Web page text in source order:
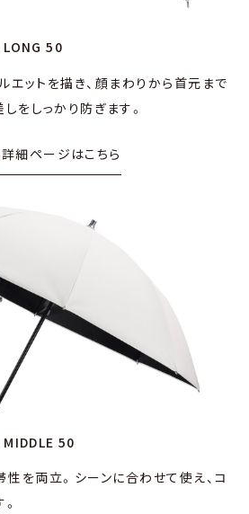
50
エットを描き、顔まわりから⾸元まで
をしっかり防ぎます。
細ページはこちら
50
性を両⽴。シーンに合わせて使え、コ